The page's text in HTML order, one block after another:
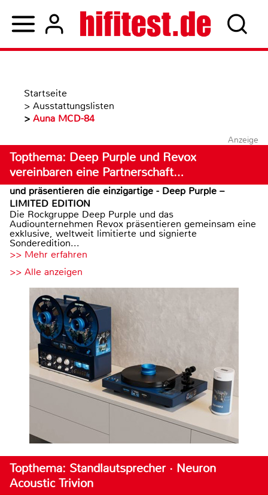
Startseite
> Ausstattungslisten
> Auna MCD-84
Anzeige
Topthema: Deep Purple und Revox
vereinbaren eine Partnerschaft…
und präsentieren die einzigartige - Deep Purple –
LIMITED EDITION
Die Rockgruppe Deep Purple und das
Audiounternehmen Revox präsentieren gemeinsam eine
exklusive, weltweit limitierte und signierte
Sonderedition...
>> Mehr erfahren
>> Alle anzeigen
Topthema: Standlautsprecher · Neuron
Acoustic Trivion